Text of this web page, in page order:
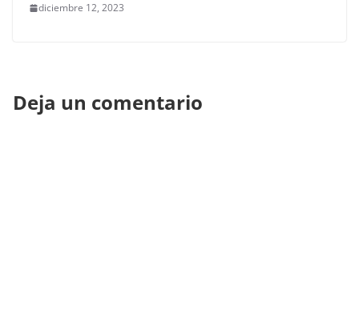
diciembre 12, 2023
Deja un comentario